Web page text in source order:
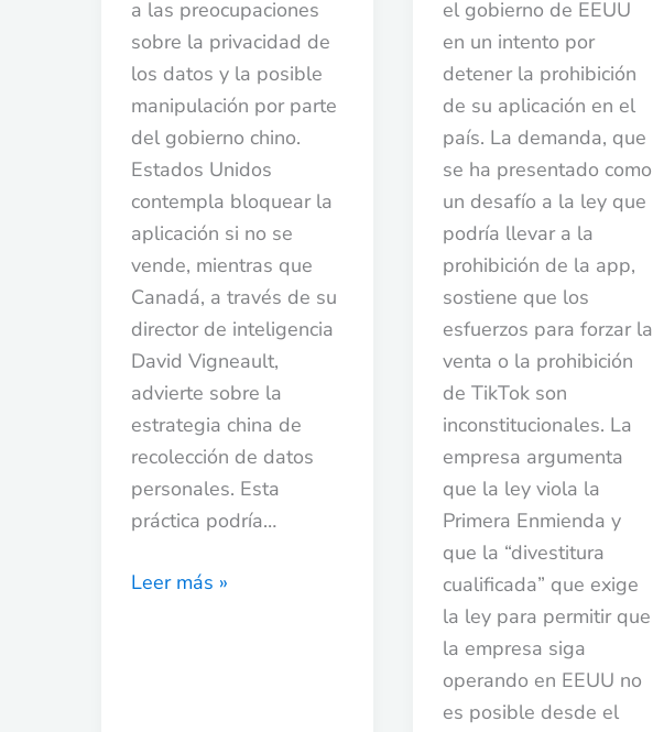
a las preocupaciones
sobre la privacidad de
los datos y la posible
manipulación por parte
del gobierno chino.
Estados Unidos
contempla bloquear la
aplicación si no se
vende, mientras que
Canadá, a través de su
director de inteligencia
David Vigneault,
advierte sobre la
estrategia china de
recolección de datos
personales. Esta
práctica podría…
Leer más »
el gobierno de EEUU
en un intento por
detener la prohibición
de su aplicación en el
país. La demanda, que
se ha presentado como
un desafío a la ley que
podría llevar a la
prohibición de la app,
sostiene que los
esfuerzos para forzar la
venta o la prohibición
de TikTok son
inconstitucionales. La
empresa argumenta
que la ley viola la
Primera Enmienda y
que la “divestitura
cualificada” que exige
la ley para permitir que
la empresa siga
operando en EEUU no
es posible desde el